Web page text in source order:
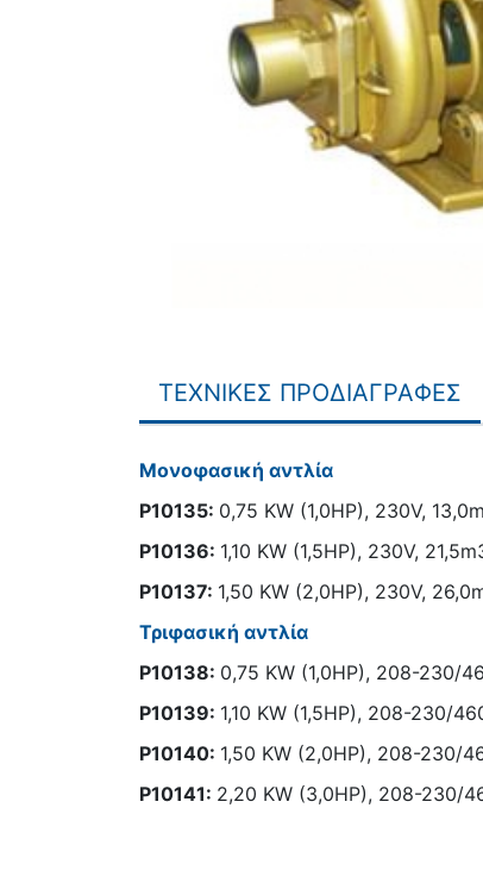
ΤΕΧΝΙΚΕΣ ΠΡΟΔΙΑΓΡΑΦΕΣ
Μονοφασική αντλία
P10135: 0,75 KW (1,0HP), 230V,
P10136: 1,10 KW (1,5HP), 230V,
Ρ10137: 1,50 KW (2,0HP), 230V,
Τριφασική αντλία
Ρ10138: 0,75 KW (1,0HP), 208-230/
Ρ10139: 1,10 KW (1,5HP), 208-230/
Ρ10140: 1,50 KW (2,0HP), 208-230/
Ρ10141: 2,20 KW (3,0HP), 208-230/